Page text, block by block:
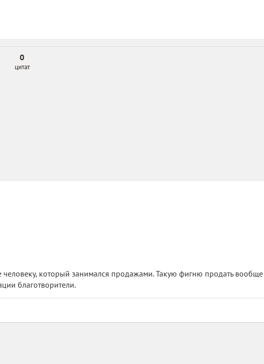
0
цитат
человеку, который занимался продажами. Такую фигню продать
благотворители.